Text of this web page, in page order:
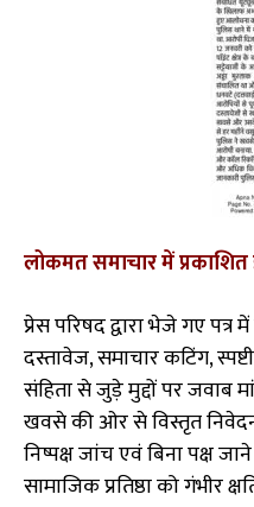
लोकमत समाचार में
प्रेस परिषद द्वारा भेजे गए
दस्तावेज, समाचार कटिंग,
संहिता से जुड़े मुद्दों पर जवाब
खवसे की ओर से विस्तृत
निष्पक्ष जांच एवं बिना पक्ष
सामाजिक प्रतिष्ठा को गंभीर